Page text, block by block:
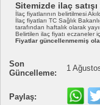
Sitemizde ilaç satışı
İlaç fiyatlarının belirtilmesi
İlaç fiyatları TC Sağlık
tarafından haftalık olarak
Belirtilen ilaç fiyatı eczaneler
Fiyatlar güncellenmemiş
Son
Güncelleme:
1
Paylaş: